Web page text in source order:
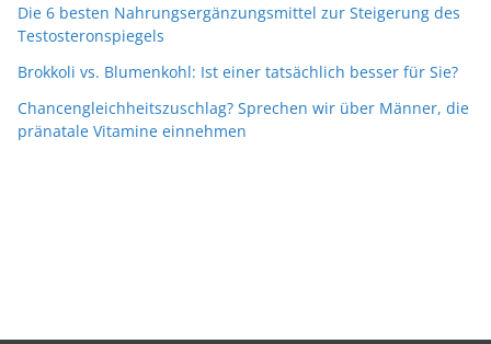
Die 6 besten Nahrungsergänzungsmittel zur Steigerung des
Testosteronspiegels
Brokkoli vs. Blumenkohl: Ist einer tatsächlich besser für Sie?
Chancengleichheitszuschlag? Sprechen wir über Männer, die
pränatale Vitamine einnehmen